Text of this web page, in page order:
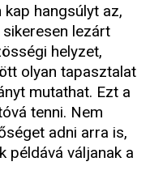
hangsúlyt az,
lezárt
helyzet,
olyan tapasztalat
mutathat. Ezt a
tenni. Nem
adni arra is,
példává váljanak a